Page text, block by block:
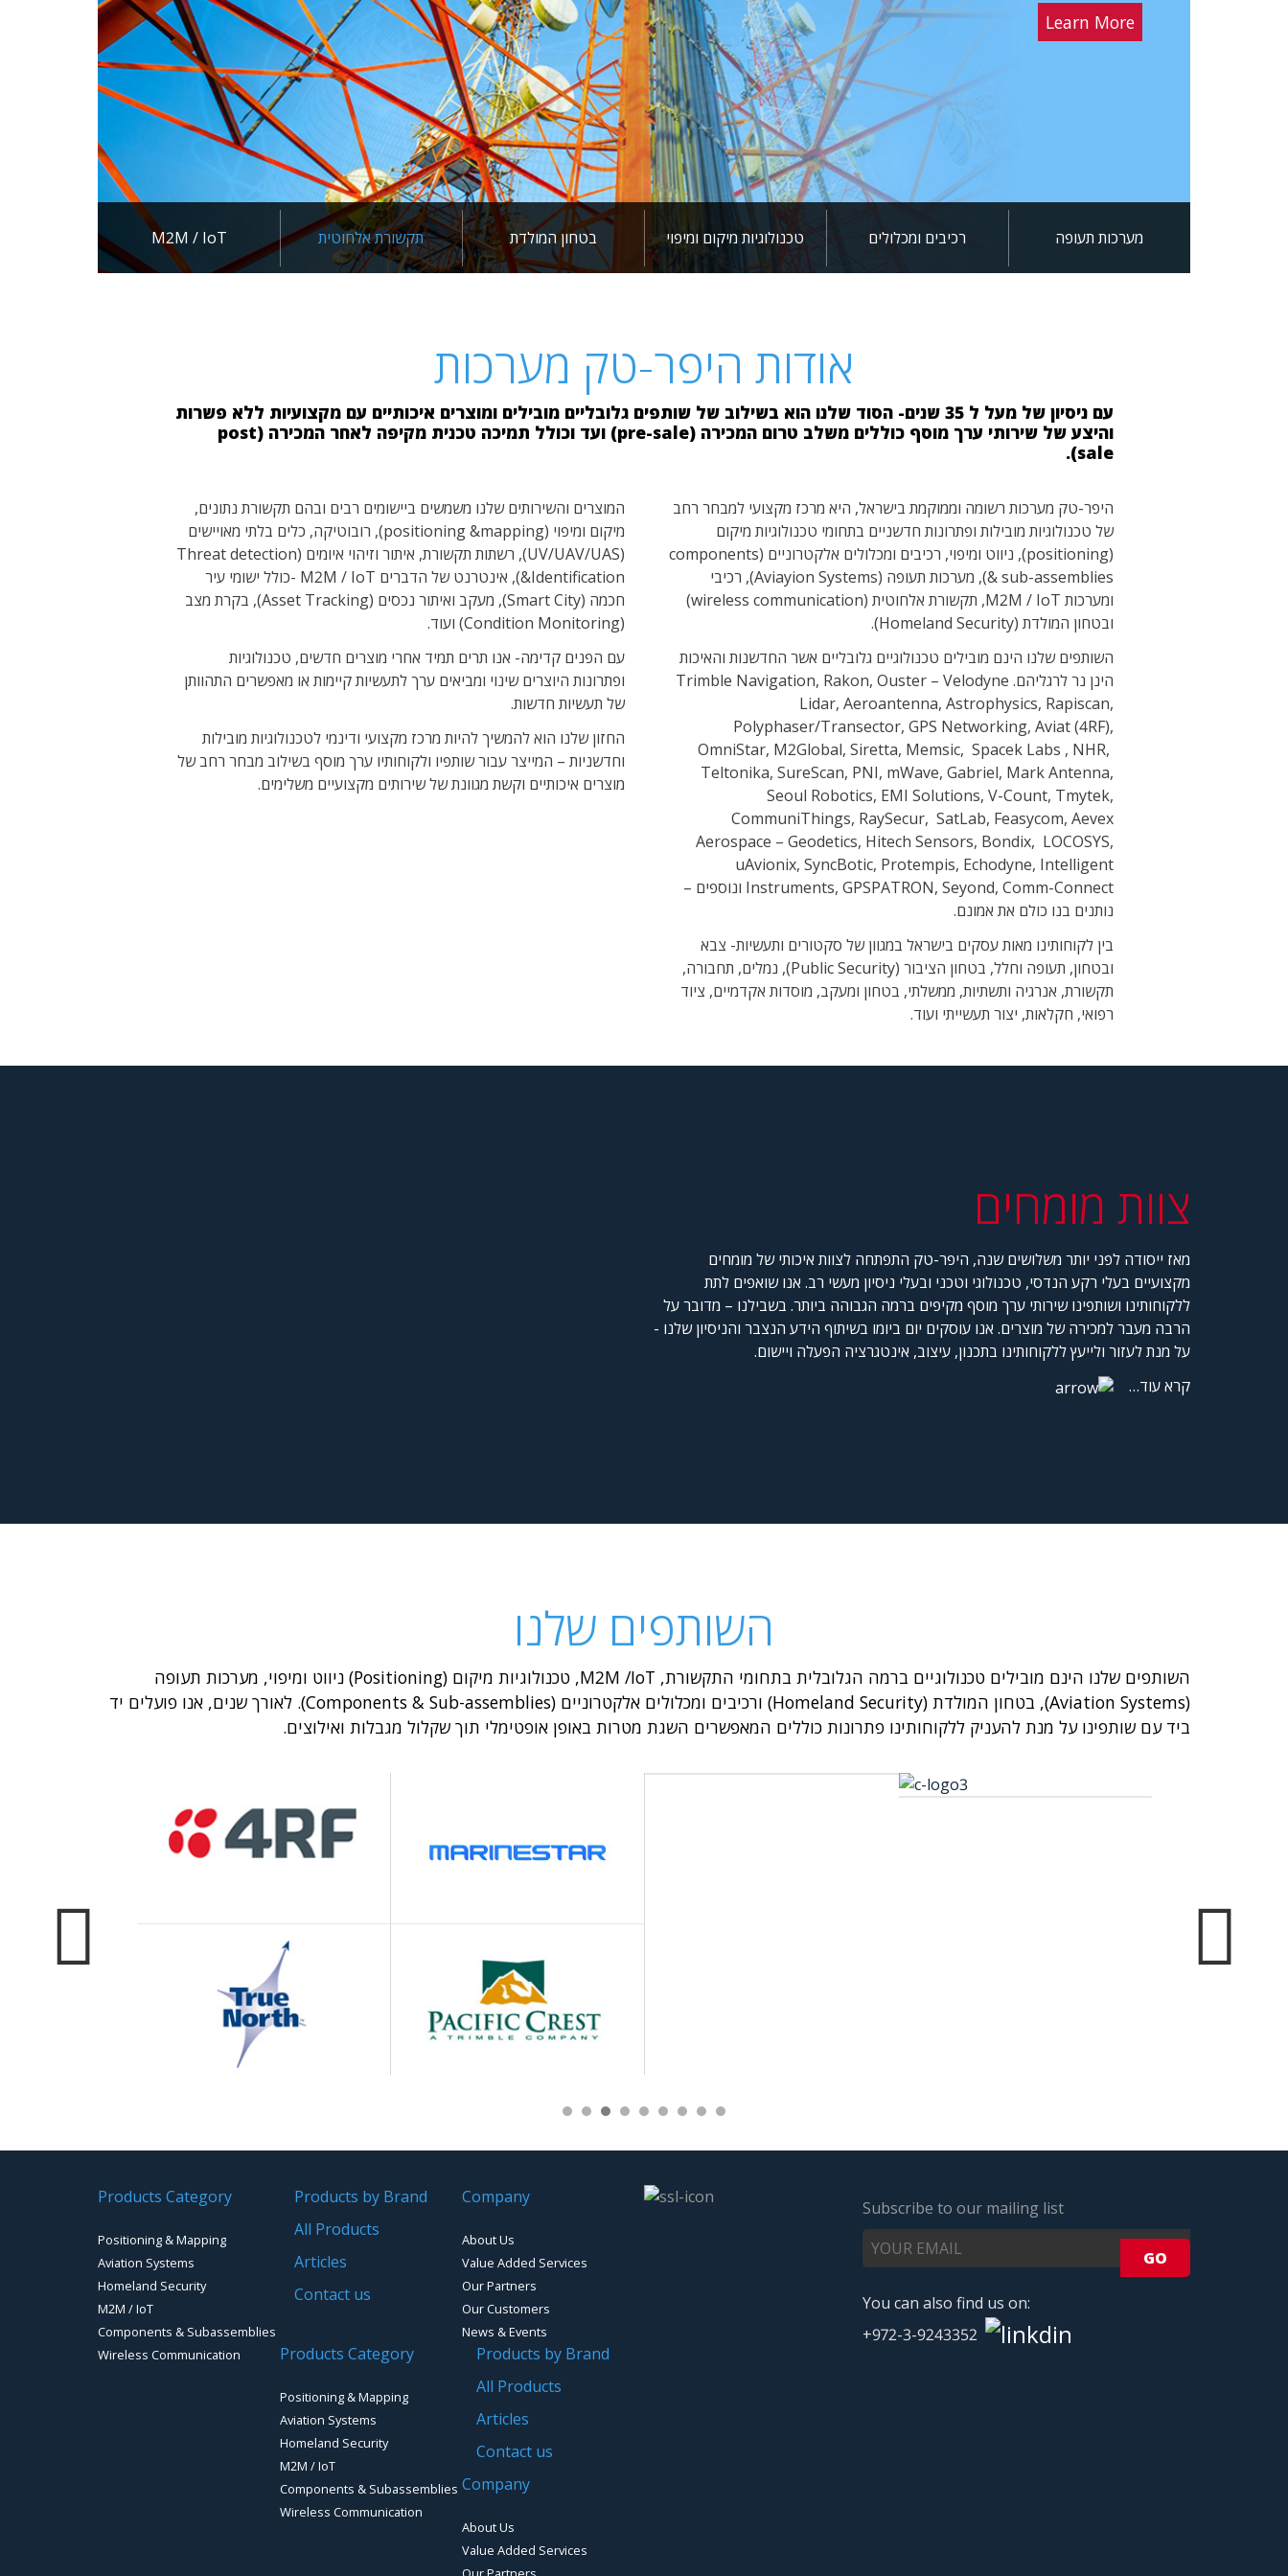
Learn More
Next
M2M / IoT תקשורת אלחוטית בטחון המולדת טכנולוגיות מיקום ומיפוי רכיבים ומכלולים מערכות תעופה
אודות היפר-טק מערכות
עם ניסיון של מעל ל 35 שנים- הסוד שלנו הוא בשילוב של שותפים גלובליים מובילים ומוצרים איכותיים עם מקצועיות ללא פשרות
והיצע של שירותי ערך מוסף כוללים משלב טרום המכירה (pre-sale) ועד וכולל תמיכה טכנית מקיפה לאחר המכירה (post
sale).
היפר-טק מערכות רשומה וממוקמת בישראל, היא מרכז מקצועי למבחר רחב
של טכנולוגיות מובילות ופתרונות חדשניים בתחומי טכנולוגיות מיקום
(positioning), ניווט ומיפוי, רכיבים ומכלולים אלקטרוניים (components
& sub-assemblies), מערכות תעופה (Aviayion Systems), רכיבי
ומערכות M2M / IoT, תקשורת אלחוטית (wireless communication)
ובטחון המולדת (Homeland Security).
השותפים שלנו הינם מובילים טכנולוגיים גלובליים אשר החדשנות והאיכות
הינן נר לרגליהם. Trimble Navigation, Rakon, Ouster – Velodyne
Lidar, Aeroantenna, Astrophysics, Rapiscan,
Polyphaser/Transector, GPS Networking, Aviat (4RF),
OmniStar, M2Global, Siretta, Memsic, Spacek Labs , NHR,
Teltonika, SureScan, PNI, mWave, Gabriel, Mark Antenna,
Seoul Robotics, EMI Solutions, V-Count, Tmytek,
CommuniThings, RaySecur, SatLab, Feasycom, Aevex
Aerospace – Geodetics, Hitech Sensors, Bondix, LOCOSYS,
uAvionix, SyncBotic, Protempis, Echodyne, Intelligent
Instruments, GPSPATRON, Seyond, Comm-Connect ונוספים –
נותנים בנו כולם את אמונם.
בין לקוחותינו מאות עסקים בישראל במגוון של סקטורים ותעשיות- צבא
ובטחון, תעופה וחלל, בטחון הציבור (Public Security), נמלים, תחבורה,
תקשורת, אנרגיה ותשתיות, ממשלתי, בטחון ומעקב, מוסדות אקדמיים, ציוד
רפואי, חקלאות, יצור תעשייתי ועוד.
המוצרים והשירותים שלנו משמשים ביישומים רבים ובהם תקשורת נתונים,
מיקום ומיפוי (positioning &mapping), רובוטיקה, כלים בלתי מאויישים
(UV/UAV/UAS), רשתות תקשורת, איתור וזיהוי איומים (Threat detection
&Identification), אינטרנט של הדברים M2M / IoT -כולל ישומי עיר
חכמה (Smart City), מעקב ואיתור נכסים (Asset Tracking), בקרת מצב
(Condition Monitoring) ועוד.
עם הפנים קדימה- אנו תרים תמיד אחרי מוצרים חדשים, טכנולוגיות
ופתרונות היוצרים שינוי ומביאים ערך לתעשיות קיימות או מאפשרים התהוותן
של תעשיות חדשות.
החזון שלנו הוא להמשיך להיות מרכז מקצועי ודינמי לטכנולוגיות מובילות
וחדשניות – המייצר עבור שותפיו ולקוחותיו ערך מוסף בשילוב מבחר רחב של
מוצרים איכותיים וקשת מגוונת של שירותים מקצועיים משלימים.
צוות מומחים
מאז ייסודה לפני יותר משלושים שנה, היפר-טק התפתחה לצוות איכותי של מומחים
מקצועיים בעלי רקע הנדסי, טכנולוגי וטכני ובעלי ניסיון מעשי רב. אנו שואפים לתת
ללקוחותינו ושותפינו שירותי ערך מוסף מקיפים ברמה הגבוהה ביותר. בשבילנו – מדובר על
הרבה מעבר למכירה של מוצרים. אנו עוסקים יום ביומו בשיתוף הידע הנצבר והניסיון שלנו -
על מנת לעזור ולייעץ ללקוחותינו בתכנון, עיצוב, אינטגרציה הפעלה ויישום.
קרא עוד…
השותפים שלנו
השותפים שלנו הינם מובילים טכנולוגיים ברמה הגלובלית בתחומי התקשורת, M2M /IoT, טכנולוגיות מיקום (Positioning) ניווט ומיפוי, מערכות תעופה
(Aviation Systems), בטחון המולדת (Homeland Security) ורכיבים ומכלולים אלקטרוניים (Components & Sub-assemblies).
לאורך שנים, אנו פועלים יד
ביד עם שותפינו על מנת להעניק ללקוחותינו פתרונות כוללים המאפשרים השגת מטרות באופן אופטימלי תוך שקלול מגבלות ואילוצים.
Next Prev
Products Category
Positioning & Mapping
Aviation Systems
Homeland Security
M2M / IoT
Components & Subassemblies
Wireless Communication
Products by Brand
All Products
Articles
Contact us
Company
About Us
Value Added Services
Our Partners
Our Customers
News & Events
Products Category
Positioning & Mapping
Aviation Systems
Homeland Security
M2M / IoT
Components & Subassemblies
Wireless Communication
Products by Brand
All Products
Articles
Contact us
Company
About Us
Value Added Services
Subscribe to our mailing list
You can also find us on:
+972-3-9243352